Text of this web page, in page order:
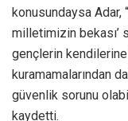
konusundaysa Adar,
milletimizin bekası’
gençlerin
kuramamalarından
güvenlik sorunu
kaydetti.